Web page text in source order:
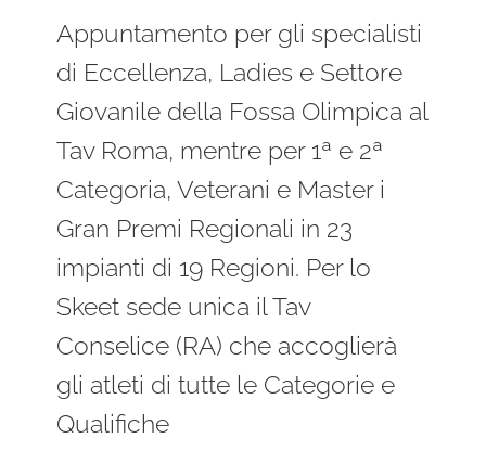
Appuntamento per gli specialisti
di Eccellenza, Ladies e Settore
Giovanile della Fossa Olimpica al
Tav Roma, mentre per 1ª e 2ª
Categoria, Veterani e Master i
Gran Premi Regionali in 23
impianti di 19 Regioni. Per lo
Skeet sede unica il Tav
Conselice (RA) che accoglierà
gli atleti di tutte le Categorie e
Qualifiche